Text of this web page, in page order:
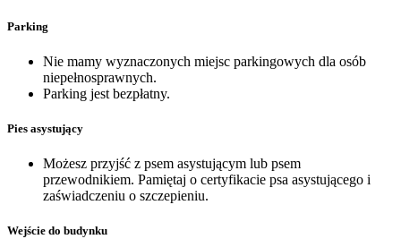
Parking
Nie mamy wyznaczonych miejsc parkingowych dla osób
niepełnosprawnych.
Parking jest bezpłatny.
Pies asystujący
Możesz przyjść z psem asystującym lub psem
przewodnikiem. Pamiętaj o certyfikacie psa asystującego i
zaświadczeniu o szczepieniu.
Wejście do budynku